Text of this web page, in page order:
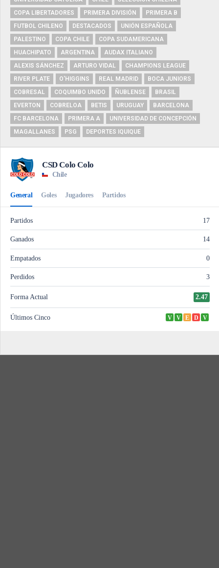
COPA LIBERTADORES
PRIMERA DIVISIÓN
PRIMERA B
FUTBOL CHILENO
DESTACADOS
UNIÓN ESPAÑOLA
PALESTINO
COPA CHILE
COPA SUDAMERICANA
HUACHIPATO
ARGENTINA
AUDAX ITALIANO
ALEXIS SÁNCHEZ
ARTURO VIDAL
CHAMPIONS LEAGUE
RIVER PLATE
O'HIGGINS REAL MADRID
BOCA JUNIORS
COBRESAL
COQUIMBO UNIDO ÑUBLENSE
BRASIL
EVERTON
COBRELOA BETIS URUGUAY
BARCELONA
FC BARCELONA
PRIMERA A
UNIVERSIDAD DE CONCEPCIÓN
MAGALLANES
PSG DEPORTES IQUIQUE